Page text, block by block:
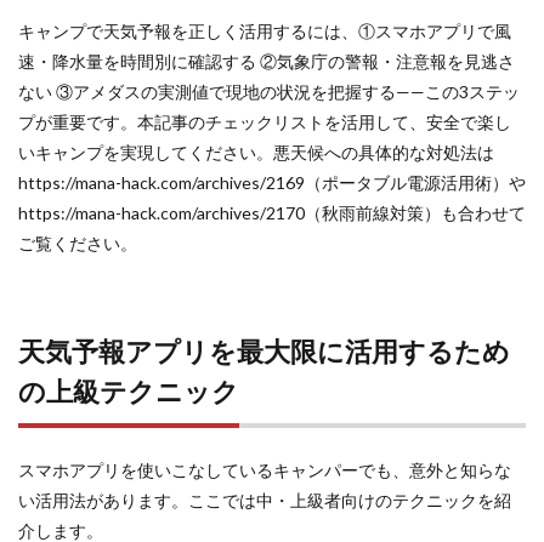
キャンプで天気予報を正しく活用するには、①スマホアプリで風
速・降水量を時間別に確認する ②気象庁の警報・注意報を見逃さ
ない ③アメダスの実測値で現地の状況を把握する——この3ステッ
プが重要です。本記事のチェックリストを活用して、安全で楽し
いキャンプを実現してください。悪天候への具体的な対処法は
https://mana-hack.com/archives/2169（ポータブル電源活用術）や
https://mana-hack.com/archives/2170（秋雨前線対策）も合わせて
ご覧ください。
天気予報アプリを最大限に活用するため
の上級テクニック
スマホアプリを使いこなしているキャンパーでも、意外と知らな
い活用法があります。ここでは中・上級者向けのテクニックを紹
介します。